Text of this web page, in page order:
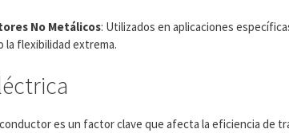
No Metálicos: Utilizados en aplicaciones
la flexibilidad extrema.
es un factor clave que afecta la eficiencia de